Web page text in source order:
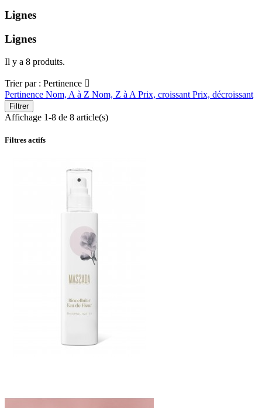
Lignes
Lignes
Il y a 8 produits.
Trier par : Pertinence 
Pertinence Nom, A à Z Nom, Z à A Prix, croissant Prix, décroissant
Filtrer
Affichage 1-8 de 8 article(s)
Filtres actifs